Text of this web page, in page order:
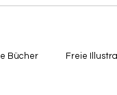
Bücher Freie